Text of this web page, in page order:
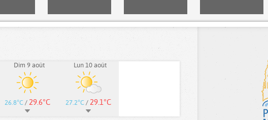
Dim 9 août
26.8°C / 29.6°C
Lun 10 août
27.2°C / 29.1°C